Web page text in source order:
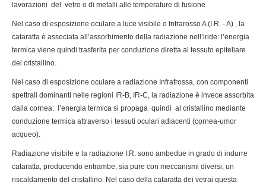
lavorazioni del vetro o di metalli alle temperature di fusione
Nel caso di esposizione oculare a luce visibile o Infrarosso A (I.R. - A) , la
cataratta è associata all’assorbimento della radiazione nell’iride: l’energia
termica viene quindi trasferita per conduzione diretta al tessuto epiteliare
del cristallino.
Nel caso di esposizione oculare a radiazione Infrafrossa, con componenti
spettrali dominanti nelle regioni IR-B, IR-C, la radiazione è invece assorbita
dalla cornea: l’energia termica si propaga quindi al cristallino mediante
conduzione termica attraverso i tessuti oculari adiacenti (cornea-umor
acqueo).
Radiazione visibile e la radiazione I.R. sono ambedue in grado di indurre
cataratta, producendo entrambe, sia pure con meccanismi diversi, un
riscaldamento del cristallino. Nel caso della cataratta dei vetrai questa